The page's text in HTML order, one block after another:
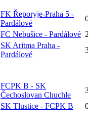
FK Řeporyje-Praha 5 -
Pardálové
FC Nebušice - Pardálové
SK Aritma Praha -
Pardálové
FCPK B - SK
Čechoslovan Chuchle
SK Tlustice - FCPK B